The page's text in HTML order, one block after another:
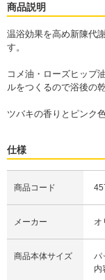
商品説明
温浴効果を高め新陳代
す。
コメ油・ローズヒップ
ルをつくるので浴後の
ツバキの香りとピンク
仕様
商品コード
メーカー オ
商品本体サイズ
パ
内